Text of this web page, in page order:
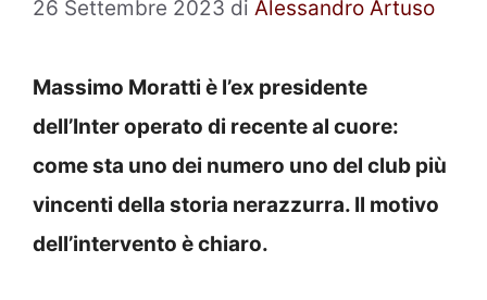
26 Settembre 2023 di Alessandro Artuso
Massimo Moratti è l’ex presidente
dell’Inter operato di recente al cuore:
come sta uno dei numero uno del club più
vincenti della storia nerazzurra. Il motivo
dell’intervento è chiaro.